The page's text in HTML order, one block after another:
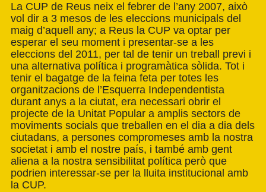
La CUP de Reus neix el febrer de l’any 2007, això
vol dir a 3 mesos de les eleccions municipals del
maig d’aquell any; a Reus la CUP va optar per
esperar el seu moment i presentar-se a les
eleccions del 2011, per tal de tenir un treball previ i
una alternativa política i programàtica sòlida. Tot i
tenir el bagatge de la feina feta per totes les
organitzacions de l’Esquerra Independentista
durant anys a la ciutat, era necessari obrir el
projecte de la Unitat Popular a amplis sectors de
moviments socials que treballen en el dia a dia dels
ciutadans, a persones compromeses amb la nostra
societat i amb el nostre país, i també amb gent
aliena a la nostra sensibilitat política però que
podrien interessar-se per la lluita institucional amb
la CUP.